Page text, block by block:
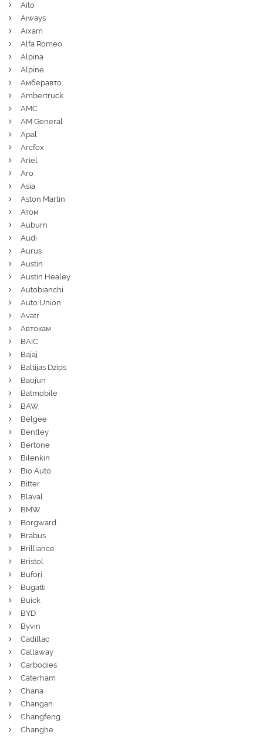
Aito
Aiways
Aixam
Alfa Romeo
Alpina
Alpine
Амберавто
Ambertruck
AMC
AM General
Apal
Arcfox
Ariel
Aro
Asia
Aston Martin
Атом
Auburn
Audi
Aurus
Austin
Austin Healey
Autobianchi
Auto Union
Avatr
Автокам
BAIC
Bajaj
Baltijas Dzips
Baojun
Batmobile
BAW
Belgee
Bentley
Bertone
Bilenkin
Bio Auto
Bitter
Blaval
BMW
Borgward
Brabus
Brilliance
Bristol
Bufori
Bugatti
Buick
BYD
Byvin
Cadillac
Callaway
Carbodies
Caterham
Chana
Changan
Changfeng
Changhe